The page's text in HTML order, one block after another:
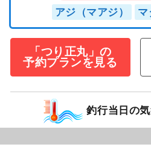
アジ（マアジ） マ
「つり正丸」の
予約プランを見る
釣行当日の